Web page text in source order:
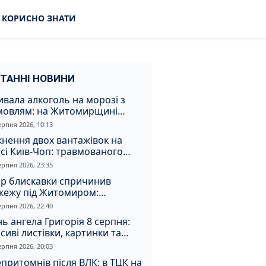
КОРИСНО ЗНАТИ
НОВИНИ
алкоголь на морозі з
на Житомирщині
матір, через яку дитина
обмороження
2026, 10:13
двох вантажівок на
Київ-Чоп: травмованого
забрали до лікарні
2026, 23:35
блискавки спричинив
під Житомиром:
витягли з вогню
2026, 22:40
ангела Григорія 8 серпня:
листівки, картинки та
привітання
2026, 20:03
після ВЛК: в ТЦК на